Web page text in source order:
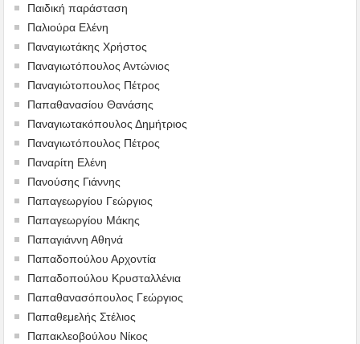
Παιδική παράσταση
Παλιούρα Ελένη
Παναγιωτάκης Χρήστος
Παναγιωτόπουλος Αντώνιος
Παναγιώτοπουλος Πέτρος
Παπαθανασίου Θανάσης
Παναγιωτακόπουλος Δημήτριος
Παναγιωτόπουλος Πέτρος
Παναρίτη Ελένη
Πανούσης Γιάννης
Παπαγεωργίου Γεώργιος
Παπαγεωργίου Μάκης
Παπαγιάννη Αθηνά
Παπαδοπούλου Αρχοντία
Παπαδοπούλου Κρυσταλλένια
Παπαθανασόπουλος Γεώργιος
Παπαθεμελής Στέλιος
Παπακλεοβούλου Νίκος